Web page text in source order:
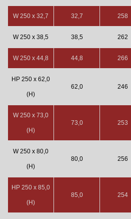
W 250 x 32,7 32,7 258
W 250 x 38,5 38,5 262
W 250 x 44,8 44,8 266
HP 250 x 62,0
(H)
62,0 246
W 250 x 73,0
(H)
73,0 253
W 250 x 80,0
(H)
80,0 256
HP 250 x 85,0
(H)
85,0 254